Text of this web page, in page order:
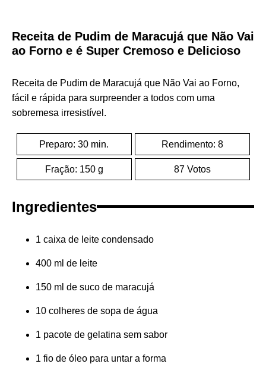
Receita de Pudim de Maracujá que Não Vai
ao Forno e é Super Cremoso e Delicioso
Receita de Pudim de Maracujá que Não Vai ao Forno,
fácil e rápida para surpreender a todos com uma
sobremesa irresistível.
Preparo: 30 min. Rendimento: 8
Fração: 150 g 87 Votos
Ingredientes
1 caixa de leite condensado
400 ml de leite
150 ml de suco de maracujá
10 colheres de sopa de água
1 pacote de gelatina sem sabor
1 fio de óleo para untar a forma